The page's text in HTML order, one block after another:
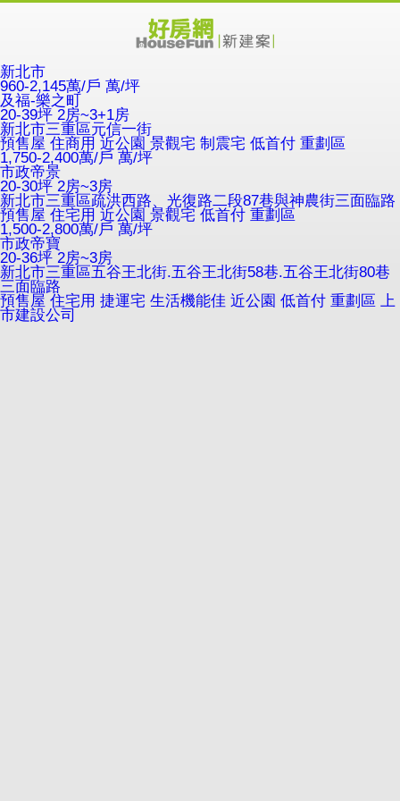
新北市
960-2,145萬/戶 萬/坪
及福-樂之町
20-39坪 2房~3+1房
新北市三重區元信一街
預售屋 住商用 近公園 景觀宅 制震宅 低首付 重劃區
1,750-2,400萬/戶 萬/坪
市政帝景
20-30坪 2房~3房
新北市三重區疏洪西路、光復路二段87巷與神農街三面臨路
預售屋 住宅用 近公園 景觀宅 低首付 重劃區
1,500-2,800萬/戶 萬/坪
市政帝寶
20-36坪 2房~3房
新北市三重區五谷王北街.五谷王北街58巷.五谷王北街80巷
三面臨路
預售屋 住宅用 捷運宅 生活機能佳 近公園 低首付 重劃區
上
市建設公司